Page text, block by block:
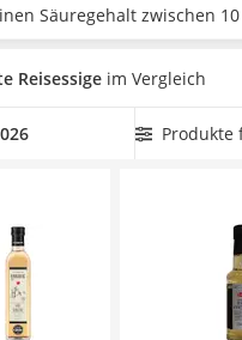
Säuregehalt zwischen
lediglich 2 bis 6 %
einenReisessig in einer
zu produzieren. Überzeugt
Eigenschaften.
Reisessige im Vergleich
Produkte